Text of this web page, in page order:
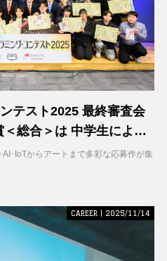
2025 最終審査会
総合＞は 中学生による
･IoTからアートまで多彩な応募作が集
CAREER | 2025/11/14